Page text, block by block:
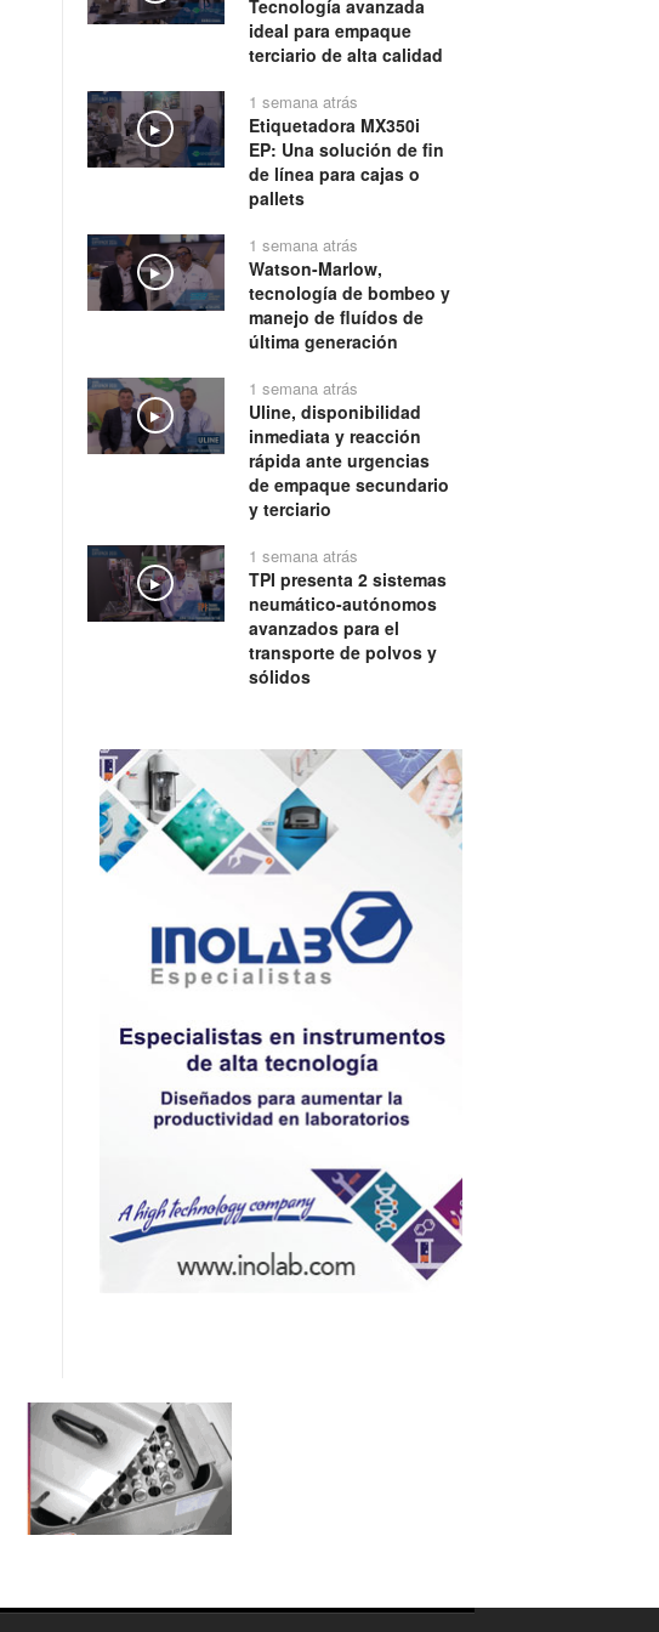
Tecnología avanzada
ideal para empaque
terciario de alta calidad
Play
1 semana atrás
Etiquetadora MX350i
EP: Una solución de fin
de línea para cajas o
pallets
Play
1 semana atrás
Watson-Marlow,
tecnología de bombeo y
manejo de fluídos de
última generación
Play
1 semana atrás
Uline, disponibilidad
inmediata y reacción
rápida ante urgencias
de empaque secundario
y terciario
Play
1 semana atrás
TPI presenta 2 sistemas
neumático-autónomos
avanzados para el
transporte de polvos y
sólidos